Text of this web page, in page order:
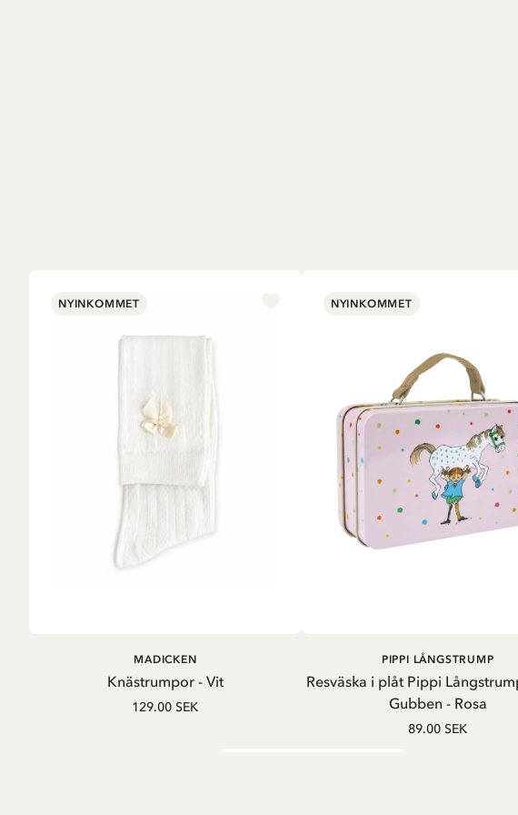
NYINKOMMET
Knästrumpor - Vit
MADICKEN
129.00 SEK
NYINKOMMET
LÄGG I VARUKORG
Resväska i plåt Pippi
Gubben - Rosa
PIPPI LÅNGSTRUMP
89.00 SEK